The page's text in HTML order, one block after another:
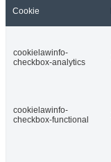
Cookie
cookielawinfo-
checkbox-analytics
cookielawinfo-
checkbox-functional